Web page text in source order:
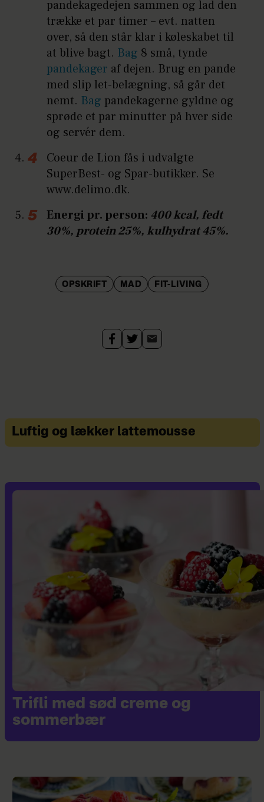
pandekagedejen sammen og lad den
trække et par timer – evt. natten
over, så den står klar i køleskabet til
at blive bagt. Bag 8 små, tynde
pandekager af dejen. Brug en pande
med slip let-belægning, så går det
nemt. Bag pandekagerne gyldne og
sprøde et par minutter på hver side
og servér dem.
Coeur de Lion fås i udvalgte
SuperBest- og Spar-butikker. Se
www.delimo.dk.
Energi pr. person: 400 kcal, fedt
30%, protein 25%, kulhydrat 45%.
OPSKRIFT MAD FIT-LIVING
Luftig og lækker lattemousse
Trifli med sød creme og
sommerbær